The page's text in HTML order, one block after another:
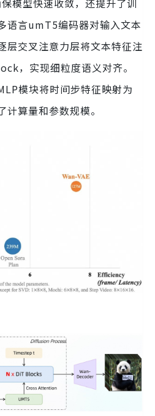
模型快速收敛，还提升了训
语言umT5编码器对输入文本
层交叉注意力层将文本特征注
，实现细粒度语义对齐。
模块将时间步特征映射为
算量和参数规模。